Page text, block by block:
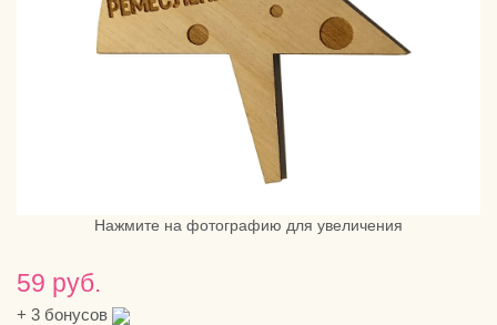
Нажмите на фотографию для увеличения
59 руб.
+ 3 бонусов